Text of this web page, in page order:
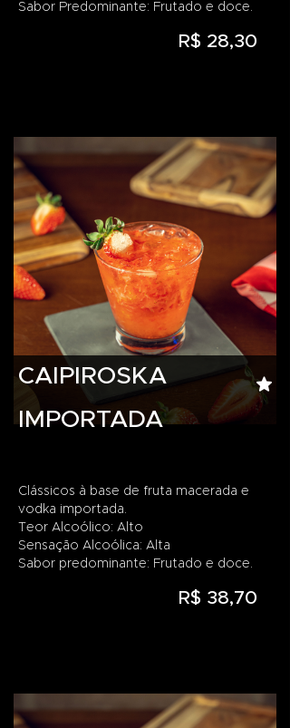
Sabor Predominante: Frutado e doce.
R$ 28,30
CAIPIROSKA
IMPORTADA
Clássicos à base de fruta macerada e
vodka importada.
Teor Alcoólico: Alto
Sensação Alcoólica: Alta
Sabor predominante: Frutado e doce.
R$ 38,70